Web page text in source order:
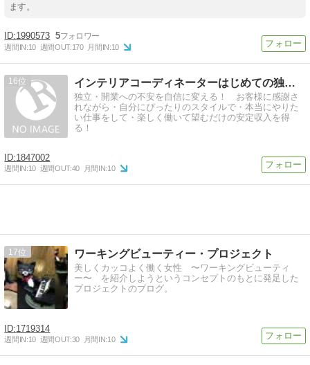
ます。
1990573 5
週間IN:10 週間OUT:170 月間IN:10
16 インテリアコーディネーターはじめての独立７つの成功ステップ
独立・開業への不安を自信に変える！ お客様に感謝さ
れながら・自分にぴったりのスタイルで・本当にやりた
い仕事をして・楽しく働いて望むだけの安定収入を得
る！
1847002
週間IN:10 週間OUT:40 月間IN:10
17 ワーキングビューティー・プロジェクト
美しくカッコよく働く女性 〜ワーキングビューティ
ー〜 を紹介しようというコンセプトのもとに発足した
プロジェクトのブログ。
1719314
週間IN:10 週間OUT:30 月間IN:10